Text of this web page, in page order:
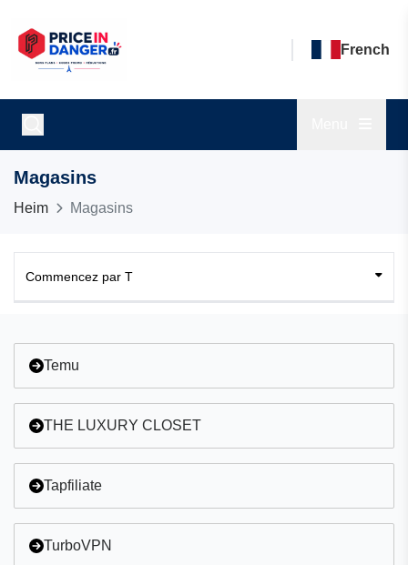
French
Magasins
Heim Magasins
Commencez par T
Commencez par C
Commencez par F
Temu
THE LUXURY CLOSET
Tapfiliate
TurboVPN